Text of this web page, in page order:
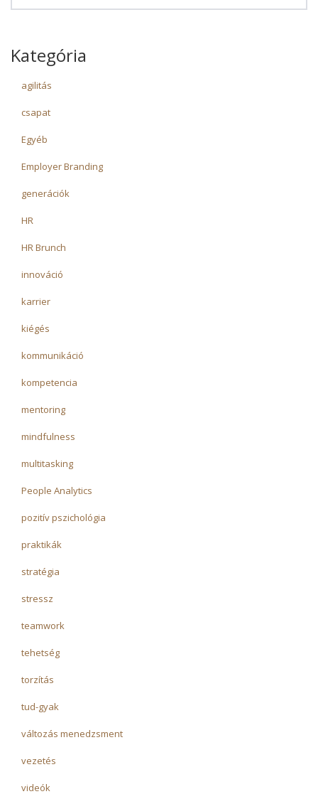
Kategória
agilitás
csapat
Egyéb
Employer Branding
generációk
HR
HR Brunch
innováció
karrier
kiégés
kommunikáció
kompetencia
mentoring
mindfulness
multitasking
People Analytics
pozitív pszichológia
praktikák
stratégia
stressz
teamwork
tehetség
torzítás
tud-gyak
változás menedzsment
vezetés
videók